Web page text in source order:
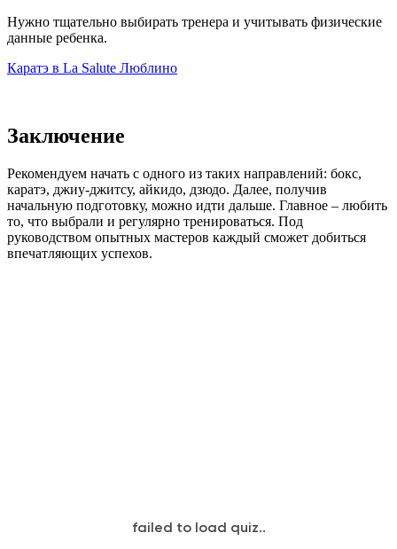
Нужно тщательно выбирать тренера и учитывать физические
данные ребенка.
Каратэ в La Salute Люблино
Заключение
Рекомендуем начать с одного из таких направлений: бокс,
каратэ, джиу-джитсу, айкидо, дзюдо. Далее, получив
начальную подготовку, можно идти дальше. Главное – любить
то, что выбрали и регулярно тренироваться. Под
руководством опытных мастеров каждый сможет добиться
впечатляющих успехов.